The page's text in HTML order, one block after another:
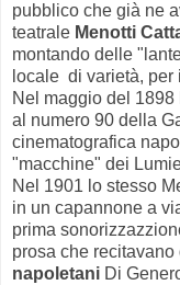
pubblico che già ne
teatrale Menotti
montando delle
locale di varietà, per
Nel maggio del 1898
al numero 90 della
cinematografica
"macchine" dei
Nel 1901 lo stesso
in un capannone a
prima
prosa che
napoletani Di